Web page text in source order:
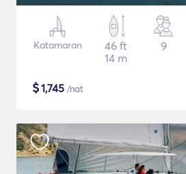
Katamaran
46 ft
14 m
9
$1,745 /nat